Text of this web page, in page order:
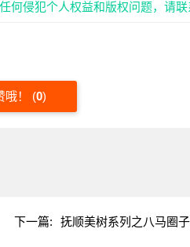
何侵犯个人权益和版权问题，请
哦！ (0)
下一篇: 抚顺美树系列之八马圈